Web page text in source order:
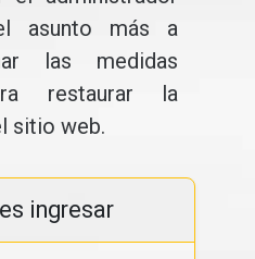
asunto más a
las medidas
restaurar la
sitio web.
ingresar